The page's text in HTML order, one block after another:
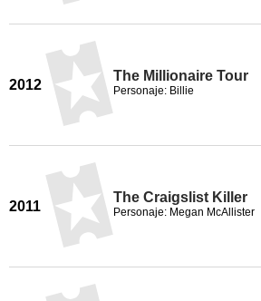
2012
The Millionaire Tour
Personaje: Billie
2011
The Craigslist Killer
Personaje: Megan McAllister